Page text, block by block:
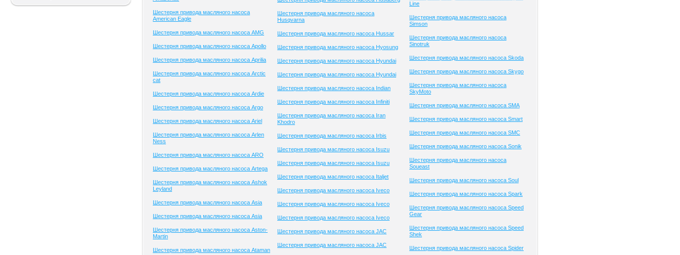
Шестерня привода масляного насоса
American Eagle
Шестерня привода масляного насоса AMG
Шестерня привода масляного насоса Apollo
Шестерня привода масляного насоса Aprilia
Шестерня привода масляного насоса Arctic
cat
Шестерня привода масляного насоса Ardie
Шестерня привода масляного насоса Argo
Шестерня привода масляного насоса Ariel
Шестерня привода масляного насоса Arlen
Ness
Шестерня привода масляного насоса ARO
Шестерня привода масляного насоса Artega
Шестерня привода масляного насоса Ashok
Leyland
Шестерня привода масляного насоса Asia
Шестерня привода масляного насоса Asia
Шестерня привода масляного насоса Aston-
Martin
Шестерня привода масляного насоса Ataman
Шестерня привода масляного насоса
Husqvarna
Шестерня привода масляного насоса Hussar
Шестерня привода масляного насоса Hyosung
Шестерня привода масляного насоса Hyundai
Шестерня привода масляного насоса Hyundai
Шестерня привода масляного насоса Indian
Шестерня привода масляного насоса Infiniti
Шестерня привода масляного насоса Iran
Khodro
Шестерня привода масляного насоса Irbis
Шестерня привода масляного насоса Isuzu
Шестерня привода масляного насоса Isuzu
Шестерня привода масляного насоса Italjet
Шестерня привода масляного насоса Iveco
Шестерня привода масляного насоса Iveco
Шестерня привода масляного насоса Iveco
Шестерня привода масляного насоса JAC
Шестерня привода масляного насоса JAC
Line
Шестерня привода масляного насоса
Simson
Шестерня привода масляного насоса
Sinotruk
Шестерня привода масляного насоса Skoda
Шестерня привода масляного насоса Skygo
Шестерня привода масляного насоса
SkyMoto
Шестерня привода масляного насоса SMA
Шестерня привода масляного насоса Smart
Шестерня привода масляного насоса SMC
Шестерня привода масляного насоса Sonik
Шестерня привода масляного насоса
Soueast
Шестерня привода масляного насоса Soul
Шестерня привода масляного насоса Spark
Шестерня привода масляного насоса Speed
Gear
Шестерня привода масляного насоса Speed
Shek
Шестерня привода масляного насоса Spider